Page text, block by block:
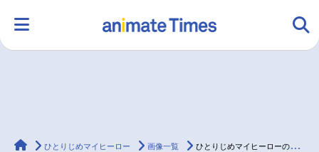
ラジオ みんなの声 グッズ 映画
animateTimes
ひとりじめマイヒーロー 画像一覧 ひとりじめマイヒーローの画像をまとめました